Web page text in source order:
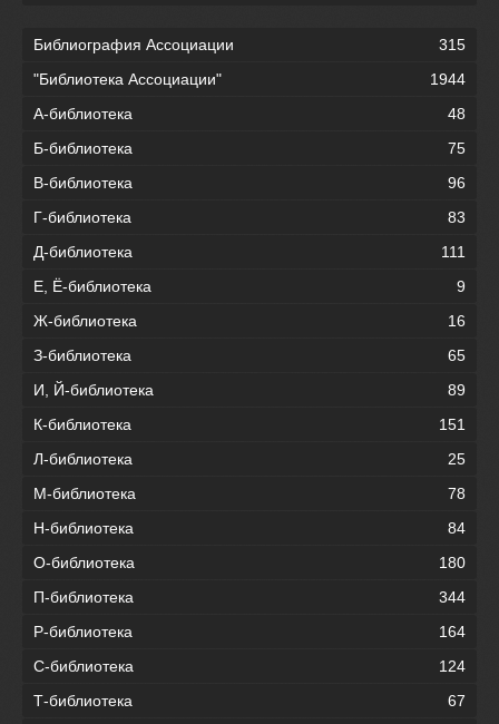
Библиография Ассоциации
315
"Библиотека Ассоциации"
1944
А-библиотека
48
Б-библиотека
75
В-библиотека
96
Г-библиотека
83
Д-библиотека
111
Е, Ё-библиотека
9
Ж-библиотека
16
З-библиотека
65
И, Й-библиотека
89
К-библиотека
151
Л-библиотека
25
М-библиотека
78
Н-библиотека
84
О-библиотека
180
П-библиотека
344
Р-библиотека
164
С-библиотека
124
Т-библиотека
67